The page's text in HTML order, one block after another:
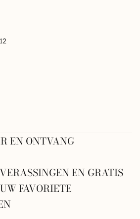
EN ONTVANG
EN GRATIS
FAVORIETE